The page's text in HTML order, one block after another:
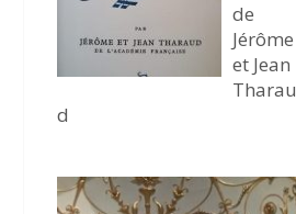
de
Jérôme
et Jean
Tharau
d